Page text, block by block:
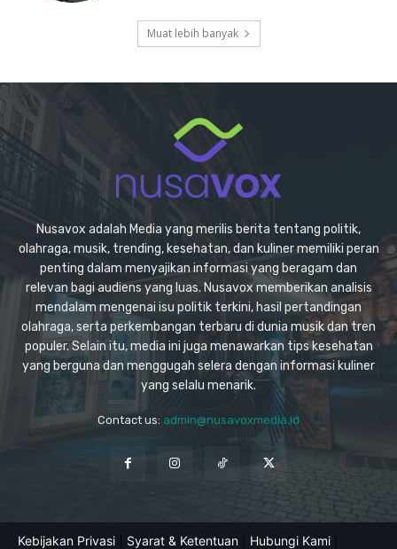
Muat lebih banyak
Nusavox adalah Media yang merilis berita tentang politik,
olahraga, musik, trending, kesehatan, dan kuliner memiliki peran
penting dalam menyajikan informasi yang beragam dan
relevan bagi audiens yang luas. Nusavox memberikan analisis
mendalam mengenai isu politik terkini, hasil pertandingan
olahraga, serta perkembangan terbaru di dunia musik dan tren
populer. Selain itu, media ini juga menawarkan tips kesehatan
yang berguna dan menggugah selera dengan informasi kuliner
yang selalu menarik.
Contact us: admin@nusavoxmedia.id
Kebijakan Privasi Syarat & Ketentuan Hubungi Kami